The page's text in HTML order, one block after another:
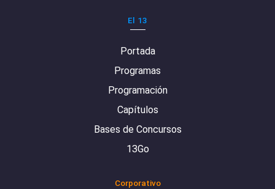
El 13
Portada
Programas
Programación
Capítulos
Bases de Concursos
13Go
Corporativo